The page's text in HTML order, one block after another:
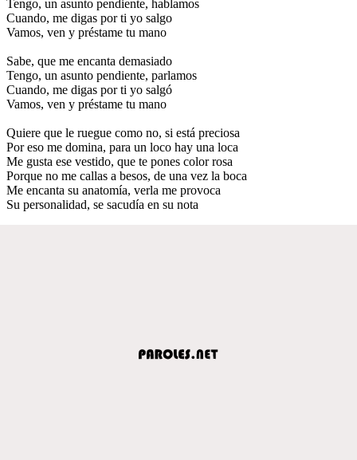
Tengo, un asunto pendiente, hablamos
Cuando, me digas por ti yo salgo
Vamos, ven y préstame tu mano
Sabe, que me encanta demasiado
Tengo, un asunto pendiente, parlamos
Cuando, me digas por ti yo salgó
Vamos, ven y préstame tu mano
Quiere que le ruegue como no, si está preciosa
Por eso me domina, para un loco hay una loca
Me gusta ese vestido, que te pones color rosa
Porque no me callas a besos, de una vez la boca
Me encanta su anatomía, verla me provoca
Su personalidad, se sacudía en su nota